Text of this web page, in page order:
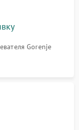
Gorenje